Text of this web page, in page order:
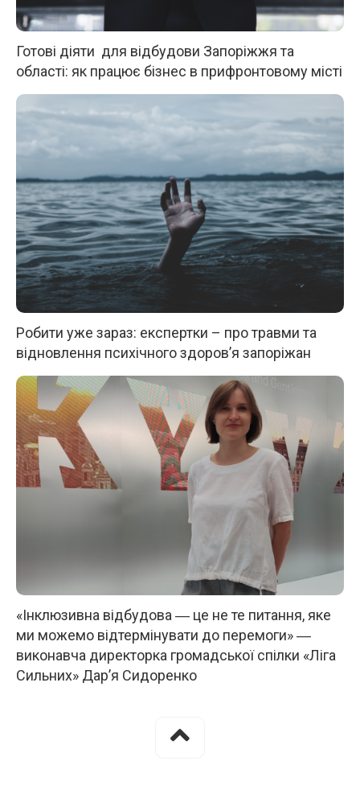
Готові діяти для відбудови Запоріжжя та
області: як працює бізнес в прифронтовому місті
Робити уже зараз: експертки – про травми та
відновлення психічного здоров’я запоріжан
«Інклюзивна відбудова ― це не те питання, яке
ми можемо відтермінувати до перемоги» ―
виконавча директорка громадської спілки «Ліга
Сильних» Дар’я Сидоренко